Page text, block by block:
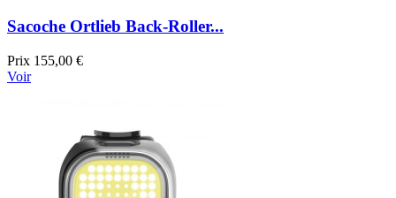
Sacoche Ortlieb Back-Roller...
Prix 155,00 €
Voir